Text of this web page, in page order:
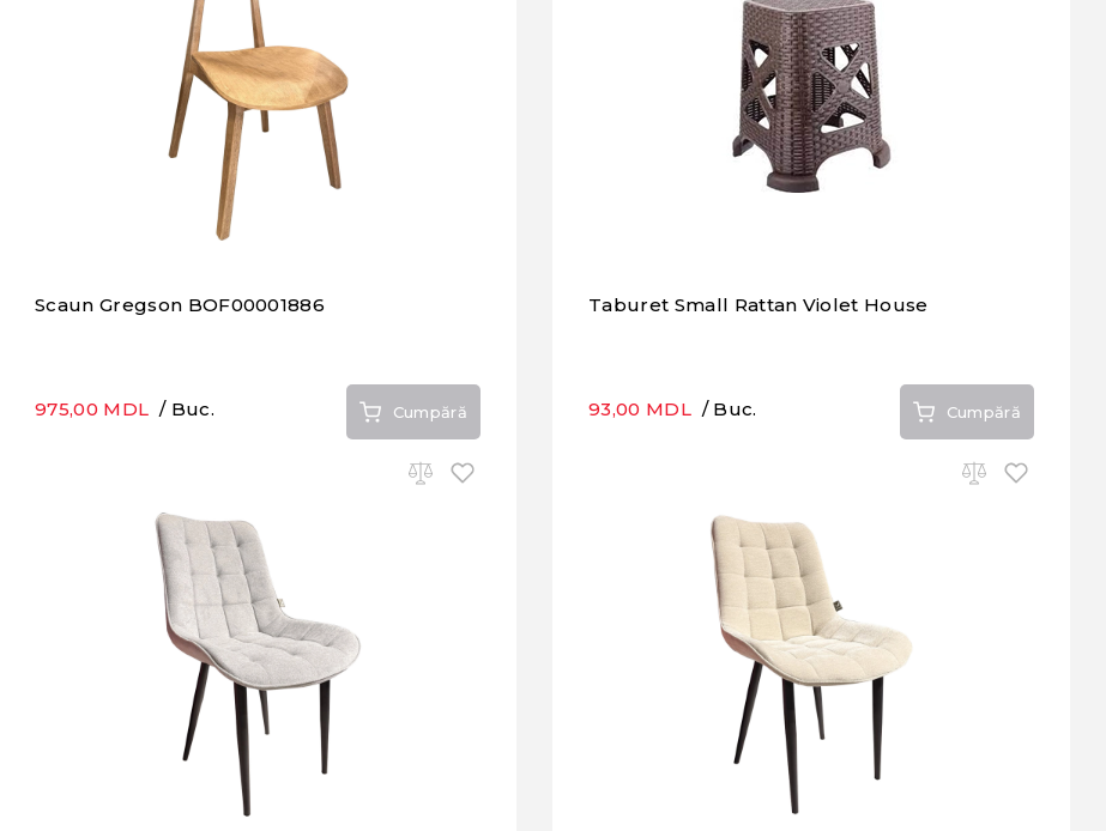
Scaun Gregson BOF00001886
975,00 MDL / Buc. Cumpără
Taburet Small Rattan Violet House
93,00 MDL / Buc. Cumpără